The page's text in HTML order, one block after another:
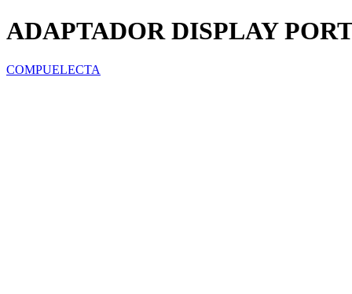
ADAPTADOR DISPLAY
COMPUELECTA